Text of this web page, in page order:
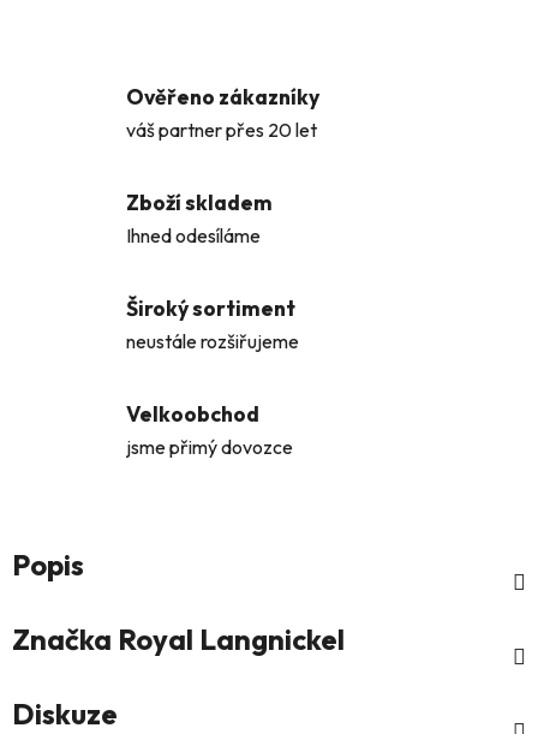
Ověřeno zákazníky
váš partner přes 20 let
Zboží skladem
Ihned odesíláme
Široký sortiment
neustále rozšiřujeme
Velkoobchod
jsme přimý dovozce
Popis
Značka Royal Langnickel
Diskuze